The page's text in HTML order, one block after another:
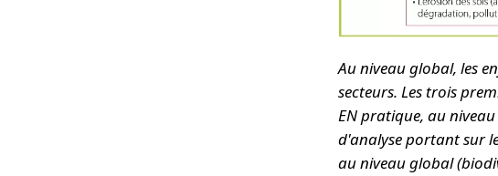
Au niveau global, les
secteurs. Les trois
EN pratique, au
d'analyse portant sur
au niveau global